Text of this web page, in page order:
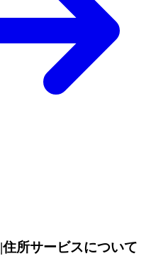
住所サービスについて